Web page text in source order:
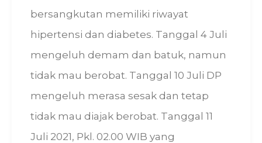
bersangkutan memiliki riwayat
hipertensi dan diabetes. Tanggal 4 Juli
mengeluh demam dan batuk, namun
tidak mau berobat. Tanggal 10 Juli DP
mengeluh merasa sesak dan tetap
tidak mau diajak berobat. Tanggal 11
Juli 2021, Pkl. 02.00 WIB yang